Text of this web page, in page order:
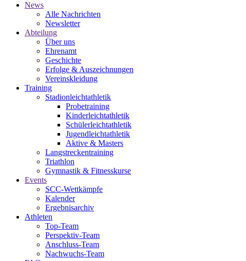
News
Alle Nachrichten
Newsletter
Abteilung
Über uns
Ehrenamt
Geschichte
Erfolge & Auszeichnungen
Vereinskleidung
Training
Stadionleichtathletik
Probetraining
Kinderleichtathletik
Schülerleichtathletik
Jugendleichtathletik
Aktive & Masters
Langstreckentraining
Triathlon
Gymnastik & Fitnesskurse
Events
SCC-Wettkämpfe
Kalender
Ergebnisarchiv
Athleten
Top-Team
Perspektiv-Team
Anschluss-Team
Nachwuchs-Team